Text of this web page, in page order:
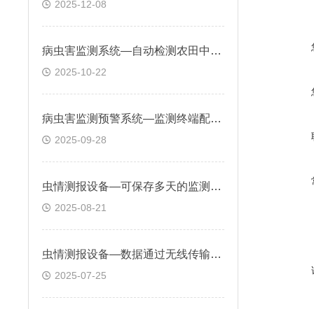
2025-12-08
病虫害监测系统—自动检测农田中病虫害发生，并通过云平台发送预警信息
2025-10-22
病虫害监测预警系统—监测终端配备多种传感器，可实时采集病虫害发生数据
2025-09-28
虫情测报设备—可保存多天的监测数据，确保在网络中断时数据不丢失
2025-08-21
虫情测报设备—数据通过无线传输至云端平台，生成可视化报表与预警信息
2025-07-25